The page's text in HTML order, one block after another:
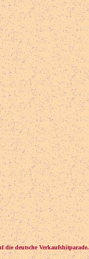
die deutsche Verkaufshitparade.